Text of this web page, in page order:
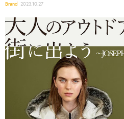
Brand 2023.10.27